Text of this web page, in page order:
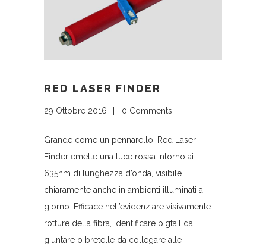
RED LASER FINDER
29 Ottobre 2016 0 Comments
Grande come un pennarello, Red Laser
Finder emette una luce rossa intorno ai
635nm di lunghezza d’onda, visibile
chiaramente anche in ambienti illuminati a
giorno. Efficace nell’evidenziare visivamente
rotture della fibra, identificare pigtail da
giuntare o bretelle da collegare alle